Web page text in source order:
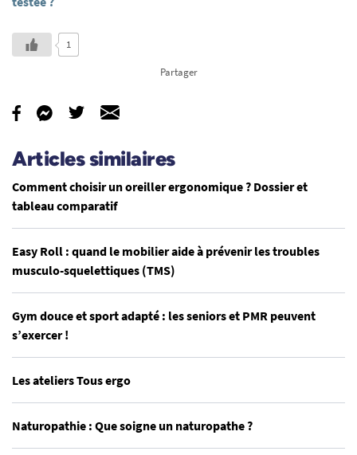
1
Partager
Articles similaires
Comment choisir un oreiller ergonomique ? Dossier et
tableau comparatif
Easy Roll : quand le mobilier aide à prévenir les troubles
musculo-squelettiques (TMS)
Gym douce et sport adapté : les seniors et PMR peuvent
s’exercer !
Les ateliers Tous ergo
Naturopathie : Que soigne un naturopathe ?